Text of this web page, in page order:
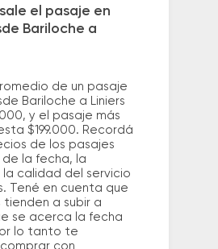
el pasaje en
Bariloche a
de un pasaje
Bariloche a Liniers
y el pasaje más
$199.000. Recordá
de los pasajes
la fecha, la
la calidad del servicio
Tené en cuenta que
tienden a subir a
se acerca la fecha
lo tanto te
con